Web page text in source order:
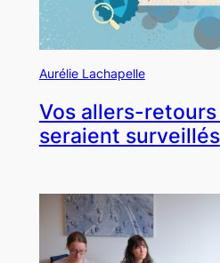
Aurélie Lachapelle
Vos allers-
seraient surveillés